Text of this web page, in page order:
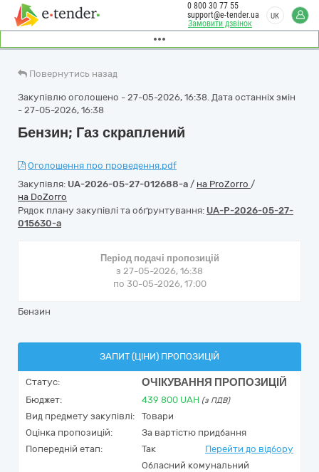
Замовити дзвінок
0 800 30 77 55
support@e-tender.ua
UK
Повернутись назад
Закупівлю оголошено - 27-05-2026, 16:38. Дата останніх змін
- 27-05-2026, 16:38
Бензин; Газ скраплений
Оголошення про проведення.pdf
Закупівля: UA-2026-05-27-012688-a / на ProZorro /
на DoZorro
Рядок плану закупівлі та обґрунтування: UA-P-2026-05-27-
015630-a
Період подачі пропозицій
з 27-05-2026, 16:38
по 30-05-2026, 17:00
Бензин
ЗАПИТ (ЦІНИ) ПРОПОЗИЦІЙ
Статус: ОЧІКУВАННЯ ПРОПОЗИЦІЙ
Бюджет: 439 800 UAH (з ПДВ)
Вид предмету закупівлі:
Товари
Оцінка пропозицій:
За вартістю придбання
Попередній етап:
Так Перейти до відбору
Обласний комунальний